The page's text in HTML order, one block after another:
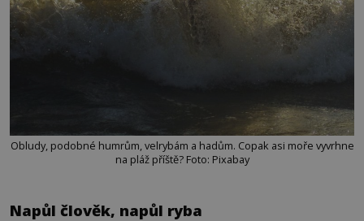
Obludy, podobné humrům, velrybám a hadům. Copak asi moře vyvrhne
na pláž příště? Foto: Pixabay
Napůl člověk, napůl ryba